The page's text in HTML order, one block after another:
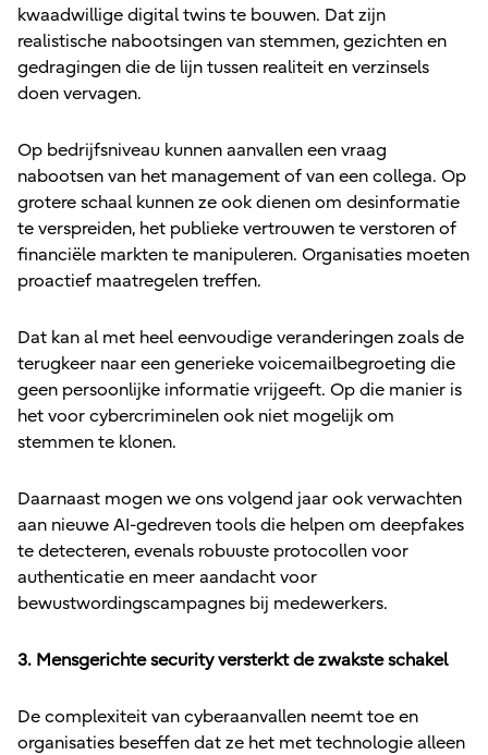
kwaadwillige digital twins te bouwen. Dat zijn
realistische nabootsingen van stemmen, gezichten en
gedragingen die de lijn tussen realiteit en verzinsels
doen vervagen.
Op bedrijfsniveau kunnen aanvallen een vraag
nabootsen van het management of van een collega. Op
grotere schaal kunnen ze ook dienen om desinformatie
te verspreiden, het publieke vertrouwen te verstoren of
financiële markten te manipuleren. Organisaties moeten
proactief maatregelen treffen.
Dat kan al met heel eenvoudige veranderingen zoals de
terugkeer naar een generieke voicemailbegroeting die
geen persoonlijke informatie vrijgeeft. Op die manier is
het voor cybercriminelen ook niet mogelijk om
stemmen te klonen.
Daarnaast mogen we ons volgend jaar ook verwachten
aan nieuwe AI-gedreven tools die helpen om deepfakes
te detecteren, evenals robuuste protocollen voor
authenticatie en meer aandacht voor
bewustwordingscampagnes bij medewerkers.
3. Mensgerichte security versterkt de zwakste schakel
De complexiteit van cyberaanvallen neemt toe en
organisaties beseffen dat ze het met technologie alleen